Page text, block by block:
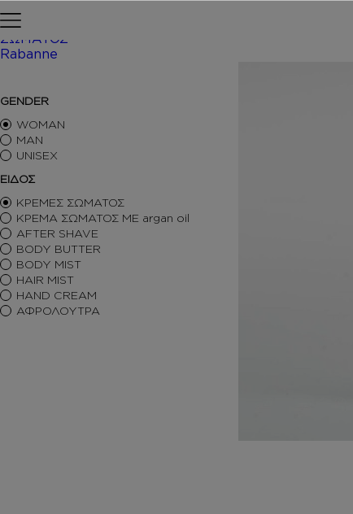
ΑΦΡΟΛΟΥΤΡΑ
ΚΡΕΜΕΣ ΣΩΜΑΤΟΣ
BODY BUTTER
BODY MIST
HAIR MIST
BODY SORBET – AFTER SUN
HAIR OILS
SHIMMERING BODY OIL
SKINCARE
ΑΝΤΙΣΗΠΤΙΚΑ
ΑΡΩΜΑΤΙΚΑ ΚΕΡΙΑ – DIFFUSERS
SETS
ΠΕΡΙΠΟΙΗΣΗ
ΣΩΜΑΤΟΣ
Rabanne /
GENDER
WOMAN
MAN
UNISEX
ΕΙΔΟΣ
ΚΡΕΜΕΣ ΣΩΜΑΤΟΣ
ΚΡΕΜΑ ΣΩΜΑΤΟΣ ΜΕ argan oil
AFTER SHAVE
BODY BUTTER
BODY MIST
HAIR MIST
HAND CREAM
ΑΦΡΟΛΟΥΤΡΑ